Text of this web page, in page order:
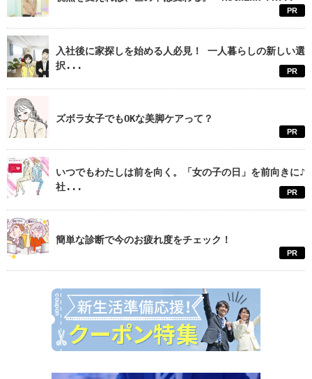
PR
入社後に家探しを始める人必見！ 一人暮らしの新しい選
択...
PR
ズボラ女子でもOKな美脚ケアって？
PR
いつでもわたしは前を向く。「女の子の日」を前向きに♪
社...
PR
簡単な診断で今のお疲れ度をチェック！
PR